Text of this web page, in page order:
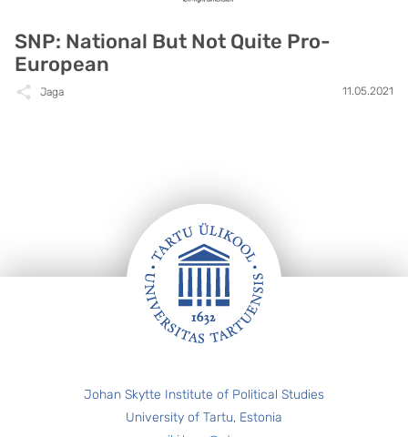
SNP: National But Not Quite Pro-
European
Jaga 11.05.2021
Johan Skytte Institute of Political Studies
University of Tartu, Estonia